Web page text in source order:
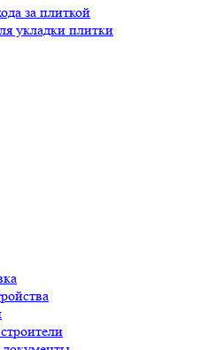
за плиткой
укладки плитки